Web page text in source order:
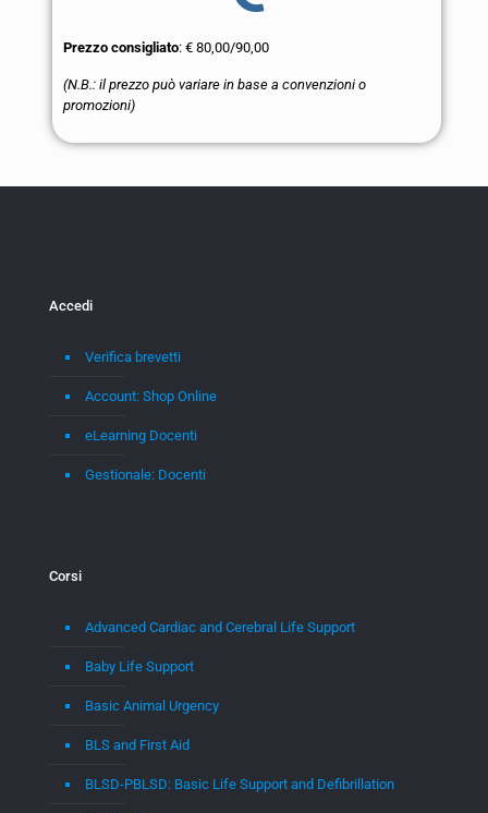
Prezzo consigliato: € 80,00/90,00
(N.B.: il prezzo può variare in base a convenzioni o
promozioni)
Accedi
Verifica brevetti
Account: Shop Online
eLearning Docenti
Gestionale: Docenti
Corsi
Advanced Cardiac and Cerebral Life Support
Baby Life Support
Basic Animal Urgency
BLS and First Aid
BLSD-PBLSD: Basic Life Support and Defibrillation